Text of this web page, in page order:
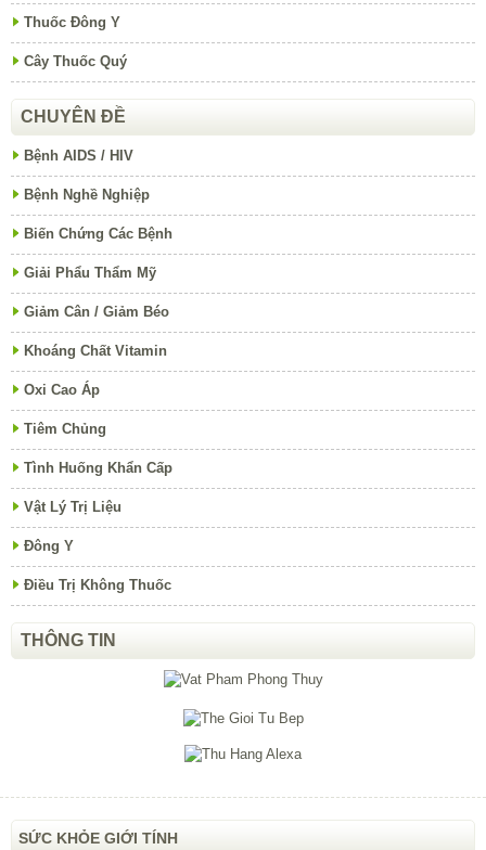
Thuốc Đông Y
Cây Thuốc Quý
CHUYÊN ĐỀ
Bệnh AIDS / HIV
Bệnh Nghề Nghiệp
Biến Chứng Các Bệnh
Giải Phẩu Thẩm Mỹ
Giảm Cân / Giảm Béo
Khoáng Chất Vitamin
Oxi Cao Áp
Tiêm Chủng
Tình Huống Khẩn Cấp
Vật Lý Trị Liệu
Đông Y
Điều Trị Không Thuốc
THÔNG TIN
SỨC KHỎE GIỚI TÍNH